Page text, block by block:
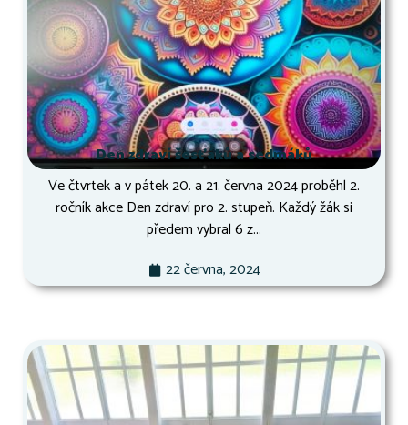
Den zdraví šesťáků a sedmáků
Ve čtvrtek a v pátek 20. a 21. června 2024 proběhl 2.
ročník akce Den zdraví pro 2. stupeň. Každý žák si
předem vybral 6 z...
22 června, 2024